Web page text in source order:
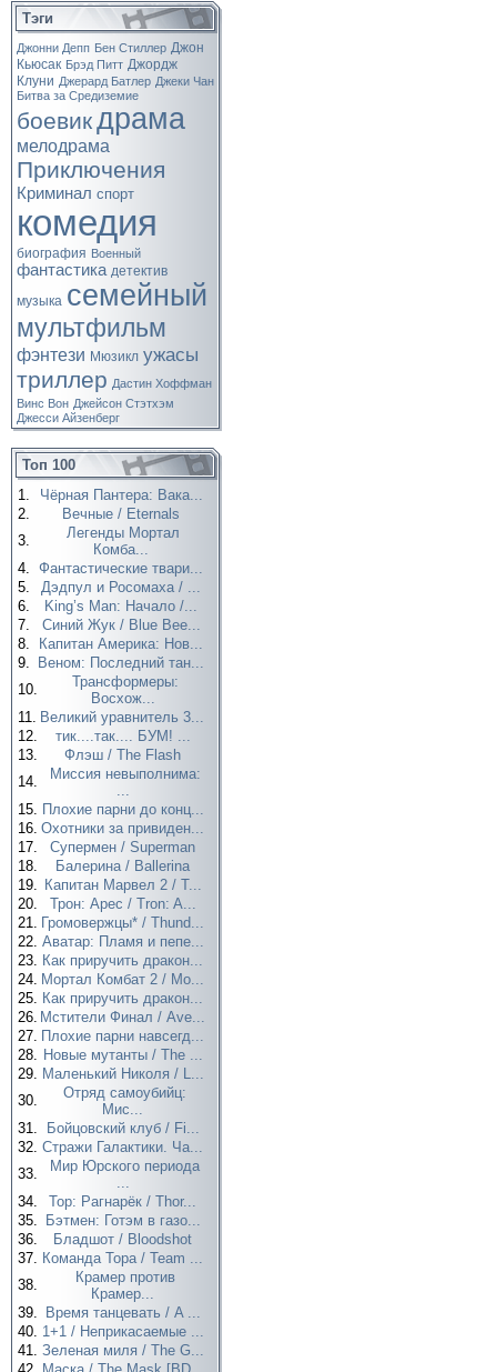
Тэги
Джонни Депп Бен Стиллер Джон
Кьюсак Брэд Питт Джордж
Клуни Джерард Батлер Джеки Чан
Битва за Средиземие
боевикдрама
мелодрама
Приключения
Криминал спорт
комедия
биография Военный
фантастика детектив
музыка семейный
мультфильм
фэнтези Мюзикл ужасы
триллер Дастин Хоффман
Винс Вон Джейсон Стэтхэм
Джесси Айзенберг
Топ 100
1.
Чёрная Пантера: Вака...
2.
Вечные / Eternals
3.
Легенды Мортал
Комба...
4. Фантастические твари...
5.
Дэдпул и Росомаха / ...
6.
King’s Man: Начало /...
7.
Синий Жук / Blue Bee...
8.
Капитан Америка: Нов...
9.
Веном: Последний тан...
10.
Трансформеры:
Восхож...
11. Великий уравнитель 3...
12.
тик....так.... БУМ! ...
13.
Флэш / The Flash
14.
Миссия невыполнима:
...
15. Плохие парни до конц...
16. Охотники за привиден...
17.
Супермен / Superman
18.
Балерина / Ballerina
19. Капитан Марвел 2 / T...
20.
Трон: Арес / Tron: A...
21. Громовержцы* / Thund...
22. Аватар: Пламя и пепе...
23. Как приручить дракон...
24. Мортал Комбат 2 / Mo...
25. Как приручить дракон...
26. Мстители Финал / Ave...
27. Плохие парни навсегд...
28. Новые мутанты / The ...
29. Маленький Николя / L...
30.
Отряд самоубийц:
Мис...
31.
Бойцовский клуб / Fi...
32. Стражи Галактики. Ча...
33.
Мир Юрского периода
...
34.
Тор: Рагнарёк / Thor...
35.
Бэтмен: Готэм в газо...
36.
Бладшот / Bloodshot
37. Команда Тора / Team ...
38.
Крамер против
Крамер...
39.
Время танцевать / A ...
40. 1+1 / Неприкасаемые ...
41. Зеленая миля / The G...